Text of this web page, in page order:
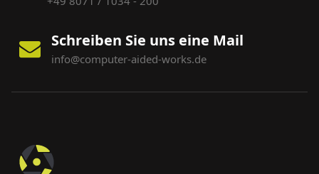
Schreiben Sie uns eine Mail
info@computer-aided-works.de